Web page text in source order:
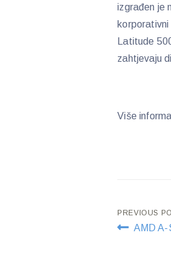
izgrađen je
Latitude
zahtjevaju
Više
Post
PREVIOUS
AMD A-